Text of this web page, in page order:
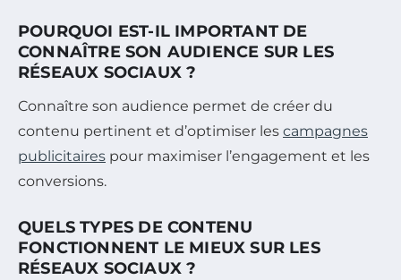
POURQUOI EST-IL IMPORTANT DE
CONNAÎTRE SON AUDIENCE SUR LES
RÉSEAUX SOCIAUX ?
Connaître son audience permet de créer du
contenu pertinent et d’optimiser les campagnes
publicitaires pour maximiser l’engagement et les
conversions.
QUELS TYPES DE CONTENU
FONCTIONNENT LE MIEUX SUR LES
RÉSEAUX SOCIAUX ?